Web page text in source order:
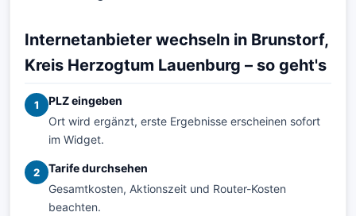
Internetanbieter wechseln in Brunstorf,
Kreis Herzogtum Lauenburg – so geht's
1
PLZ eingeben
Ort wird ergänzt, erste Ergebnisse erscheinen sofort
im Widget.
2
Tarife durchsehen
Gesamtkosten, Aktionszeit und Router-Kosten
beachten.